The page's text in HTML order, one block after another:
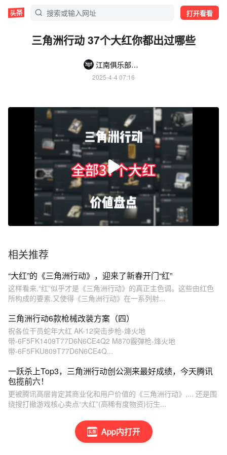
打开看看
App内打开
三角洲行动 37个大红你都出过哪些
江南俱乐部（暗区、三角洲、地铁）
2025-4-4 07:16
相关推荐
“大红”的《三角洲行动》，迎来了新春开门“红”
这样看来,“红”似乎才是《三角洲行动》的真正主色调。这些由红色
所构成的要素,又使得《三角洲行动》在一系列射...
三角洲行动6款枪械改装方案（四）
祝各位干员蛇年大红 AK-12突击步枪-烽火地
带-6F5FK1409T77D6N6CE4Q2 M870霰弹枪-烽火地
带-6F5FKU809T77D6N6CE4Q...
一跃杀上Top3，三角洲行动创公测来最好成绩，今天腾讯
包揽前六！
更被腾讯高层肯定其商业化和用户价值的《三角洲行动》,... 还是围
绕搜打撤游戏核心卖点“大红”(高稀有度物资)衍生...